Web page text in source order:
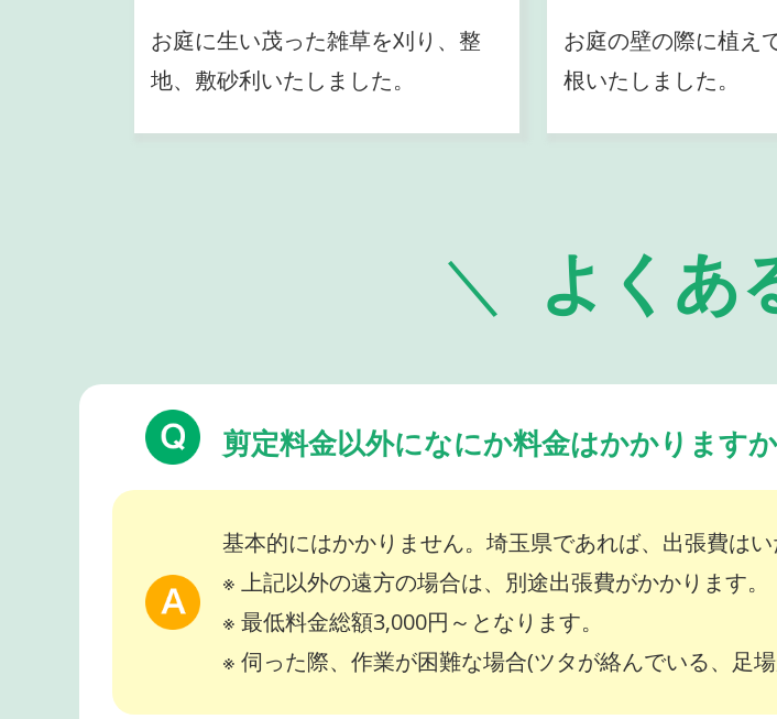
お庭に生い茂った雑草を刈り、整
地、敷砂利いたしました。
お庭の壁の際に植え
根いたしました。
よくあ
剪定料金以外になにか料金はかかります
基本的にはかかりません。埼玉県であれば、出張費はい
※ 上記以外の遠方の場合は、別途出張費がかかります。
※ 最低料金総額3,000円～となります。
※ 伺った際、作業が困難な場合(ツタが絡んでいる、足